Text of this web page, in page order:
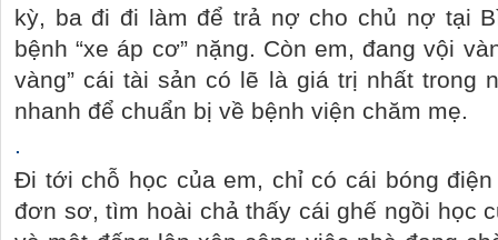
kỳ, ba đi đi làm để trả nợ cho chủ nợ tại
bệnh “xe áp cơ” nặng. Còn em, đang vội
vàng” cái tài sản có lẽ là giá trị nhất trong
nhanh để chuẩn bị về bệnh viện chăm mẹ.
.
Đi tới chỗ học của em, chỉ có cái bóng
đơn sơ, tìm hoài chả thấy cái ghế ngồi học